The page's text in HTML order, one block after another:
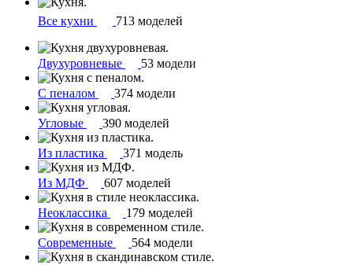
Все кухни 713 моделей
Двухуровневые 53 модели
С пеналом 374 модели
Угловые 390 моделей
Из пластика 371 модель
Из МДФ 607 моделей
Неоклассика 179 моделей
Современные 564 модели